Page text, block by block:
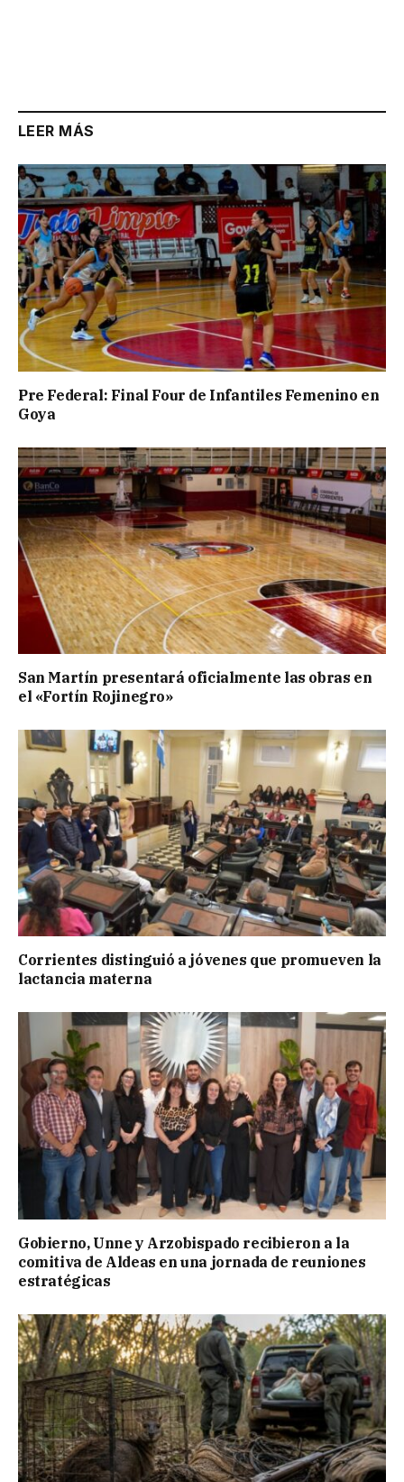
LEER MÁS
Pre Federal: Final Four de Infantiles Femenino en
Goya
San Martín presentará oficialmente las obras en
el «Fortín Rojinegro»
Corrientes distinguió a jóvenes que promueven la
lactancia materna
Gobierno, Unne y Arzobispado recibieron a la
comitiva de Aldeas en una jornada de reuniones
estratégicas